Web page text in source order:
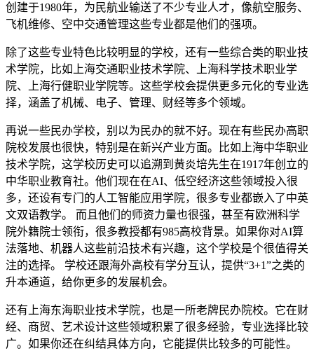
创建于1980年，为民航业输送了不少专业人才，像航空服务、
飞机维修、空中交通管理这些专业都是他们的强项。
除了这些专业特色比较明显的学校，还有一些综合类的职业技
术学院，比如上海交通职业技术学院、上海科学技术职业学
院、上海行健职业学院等。这些学校会提供更多元化的专业选
择，涵盖了机械、电子、管理、财经等多个领域。
再说一些民办学校，别以为民办的就不好。现在有些民办高职
院校发展也很快，特别是在新兴产业方面。比如上海中华职业
技术学院，这学校历史可以追溯到黄炎培先生在1917年创立的
中华职业教育社。他们现在在AI、低空经济这些领域投入很
多，还设有专门的人工智能应用学院，很多专业都嵌入了中英
文双语教学。 而且他们的师资力量也很强，甚至有欧洲科学
院外籍院士领衔，很多教授都有985高校背景。如果你对AI算
法落地、机器人这些前沿技术有兴趣，这个学校是个很值得关
注的选择。 学校还跟海外高校有学分互认，提供“3+1”之类的
升本通道，给你更多的发展机会。
还有上海东海职业技术学院，也是一所老牌民办院校。它在财
经、商贸、艺术设计这些领域积累了很多经验，专业选择比较
广。如果你还在纠结具体方向，它能提供比较多的可能性。